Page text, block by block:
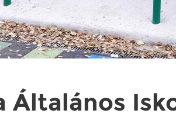
Általános